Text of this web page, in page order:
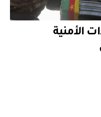
الأمنية